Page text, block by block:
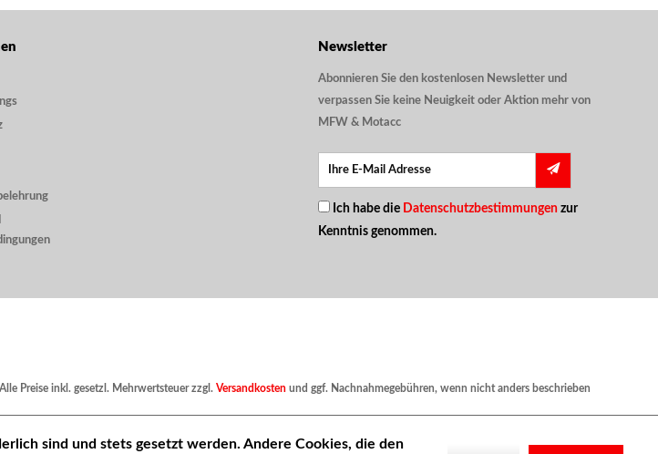
Newsletter
Abonnieren Sie den kostenlosen Newsletter und
verpassen Sie keine Neuigkeit oder Aktion mehr von
MFW & Motacc
Ich habe die Datenschutzbestimmungen zur
Kenntnis genommen.
Preise inkl. gesetzl. Mehrwertsteuer zzgl. Versandkostenund ggf. Nachnahmegebühren, wenn nicht anders beschrieben
sind und stets gesetzt werden. Andere Cookies, die den